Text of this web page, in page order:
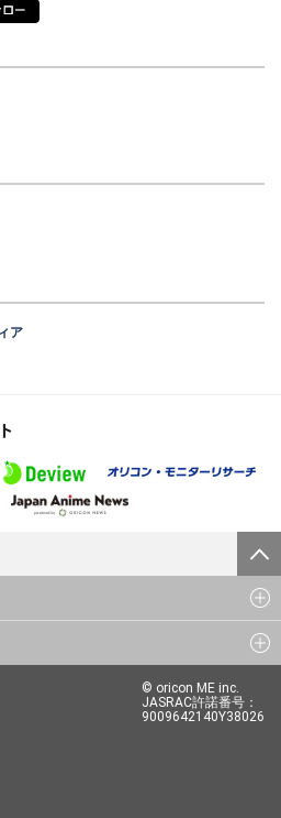
ア
© oricon ME inc.
JASRAC許諾番号：
9009642140Y38026